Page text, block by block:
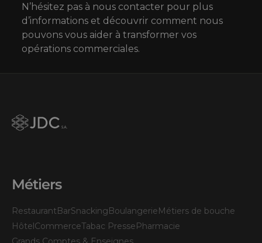
N’hésitez pas à nous contacter pour plus
d’informations et découvrir comment nous
pouvons vous aider à transformer vos
opérations commerciales.
Métiers
RestaurantBarSnackingBoulangerieMétiers de bouche
HôtelCommerceTabac PressePharmacie